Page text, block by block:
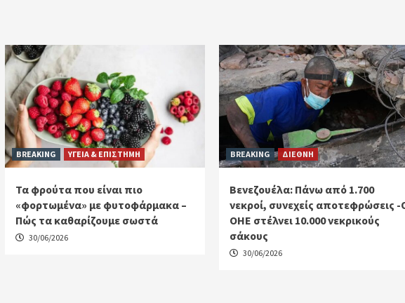
BREAKING ΥΓΕΙΑ & ΕΠΙΣΤΗΜΗ
Τα φρούτα που είναι πιο
«φορτωμένα» με φυτοφάρμακα –
Πώς τα καθαρίζουμε σωστά
30/06/2026
BREAKING ΔΙΕΘΝΗ
Βενεζουέλα: Πάνω από 1.700
νεκροί, συνεχείς αποτεφρώσεις -
ΟΗΕ στέλνει 10.000 νεκρικούς
σάκους
30/06/2026